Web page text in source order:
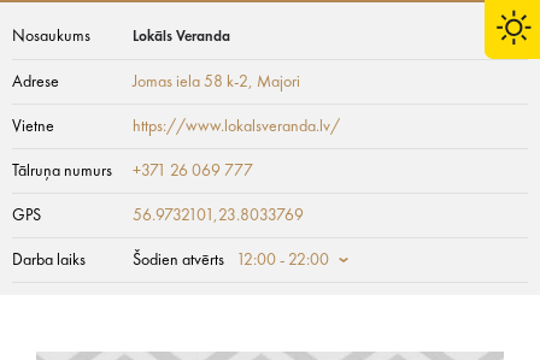
Nosaukums Lokāls Veranda
Adrese Jomas iela 58 k-2, Majori
Vietne https://www.lokalsveranda.lv/
Tālruņa numurs +371 26 069 777
GPS 56.9732101,23.8033769
Darba laiks Šodien atvērts 12:00 - 22:00